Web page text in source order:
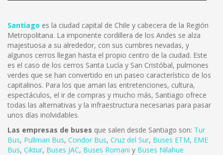
Santiago es la ciudad capital de Chile y cabecera de la Región
Metropolitana. La imponente cordillera de los Andes se alza
majestuosa a su alrededor, con sus cumbres nevadas, y
algunos cerros llegan hasta el propio centro de la ciudad. Este
es el caso de los cerros Santa Lucía y San Cristóbal, pulmones
verdes que se han convertido en un paseo característico de los
capitalinos. Para los que aman las entretenciones, cultura,
espectáculos, el ir de compras y mucho más, Santiago ofrece
todas las alternativas y la infraestructura necesarias para pasar
unos días inolvidables.
Las empresas de buses que salen desde Santiago son: Tur
Bus, Pullman Bus, Condor Bus, Cruz del Sur, Buses ETM, EME
Bus, Ciktur, Buses JAC, Buses Romani y Buses Nilahue